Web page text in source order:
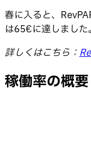
春に入ると、
は65€に達しました。
詳しくはこちら：
稼働率の概要